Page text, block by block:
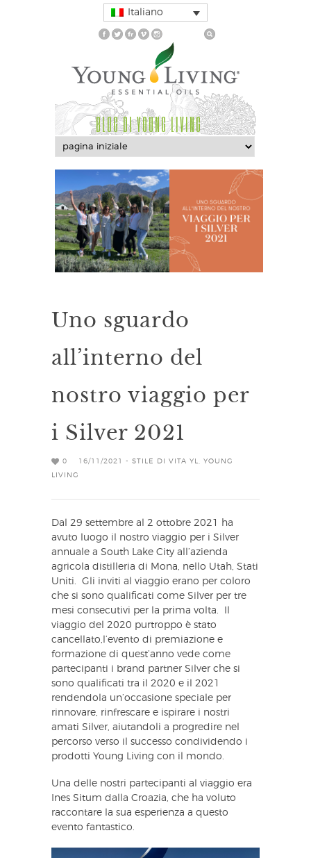
Italiano
BLOG DI YOUNG LIVING
Uno sguardo
all’interno del
nostro viaggio per
i Silver 2021
0 16/11/2021 - STILE DI VITA YL
YOUNG
LIVING
Dal 29 settembre al 2 ottobre 2021 ha
avuto luogo il nostro viaggio per i Silver
annuale a South Lake City all’azienda
agricola distilleria di Mona, nello Utah, Stati
Uniti. Gli inviti al viaggio erano per coloro
che si sono qualificati come Silver per tre
mesi consecutivi per la prima volta. Il
viaggio del 2020 purtroppo è stato
cancellato,l’evento di premiazione e
formazione di quest’anno vede come
partecipanti i brand partner Silver che si
sono qualificati tra il 2020 e il 2021
rendendola un’occasione speciale per
rinnovare, rinfrescare e ispirare i nostri
amati Silver, aiutandoli a progredire nel
percorso verso il successo condividendo i
prodotti Young Living con il mondo.
Una delle nostri partecipanti al viaggio era
Ines Situm dalla Croazia, che ha voluto
raccontare la sua esperienza a questo
evento fantastico.